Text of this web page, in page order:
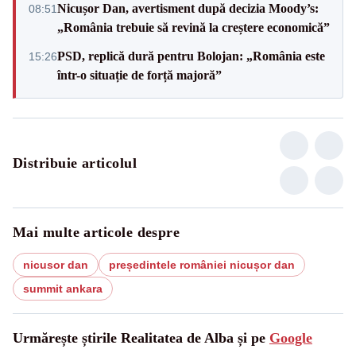
08:51Nicușor Dan, avertisment după decizia Moody’s:
„România trebuie să revină la creștere economică”
15:26PSD, replică dură pentru Bolojan: „România este
într-o situație de forță majoră”
Distribuie articolul
Mai multe articole despre
nicusor dan
președintele româniei nicușor dan
summit ankara
Urmărește știrile Realitatea de Alba și pe Google